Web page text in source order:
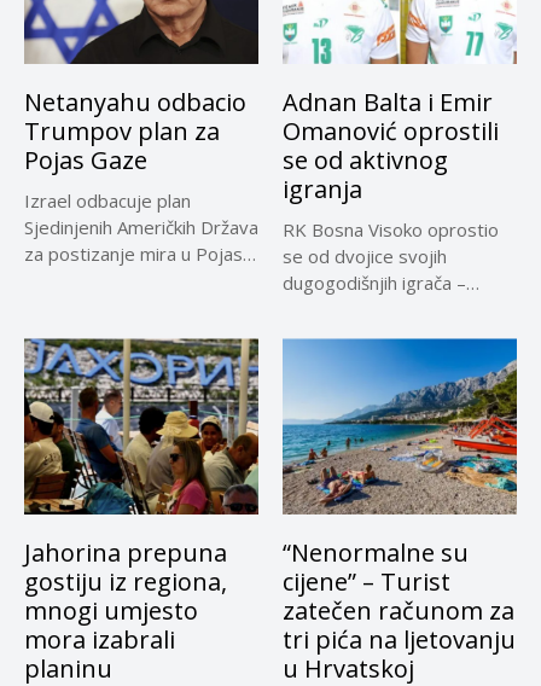
Netanyahu odbacio
Trumpov plan za
Pojas Gaze
Izrael odbacuje plan
Sjedinjenih Američkih Država
za postizanje mira u Pojasu
Adnan Balta i Emir
Omanović oprostili
se od aktivnog
igranja
RK Bosna Visoko oprostio
se od dvojice svojih
dugogodišnjih igrača –
Jahorina prepuna
gostiju iz regiona,
mnogi umjesto
mora izabrali
planinu
“Nenormalne su
cijene” – Turist
zatečen računom za
tri pića na ljetovanju
u Hrvatskoj